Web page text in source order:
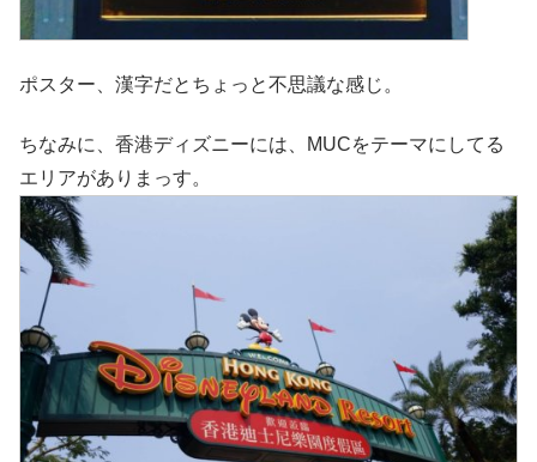
ポスター、漢字だとちょっと不思議な感じ。
ちなみに、香港ディズニーには、MUCをテーマにしてる
エリアがありまっす。